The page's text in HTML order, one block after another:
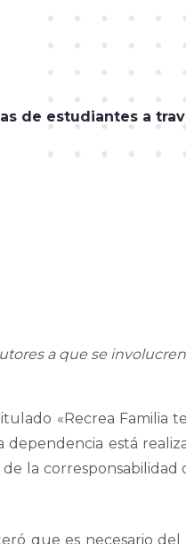
de estudiantes a
a que se
«Recrea Familia
dependencia está
la corresponsabilidad
que es necesario